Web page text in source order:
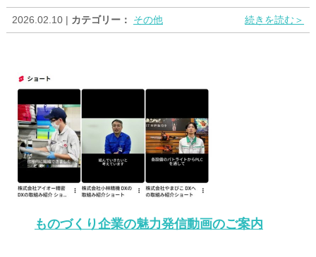
2026.02.10 | カテゴリー： その他 続きを読む＞
ものづくり企業の魅力発信動画のご案内